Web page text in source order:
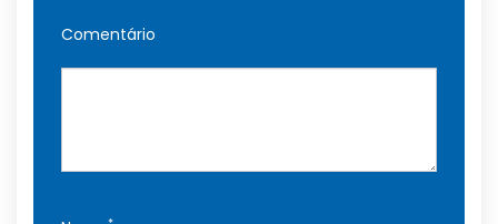
Comentário